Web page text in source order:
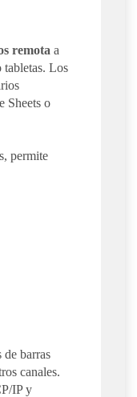
remota a
tabletas. Los
Sheets o
permite
de barras
canales.
IP y